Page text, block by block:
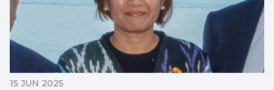
15 JUN 2025